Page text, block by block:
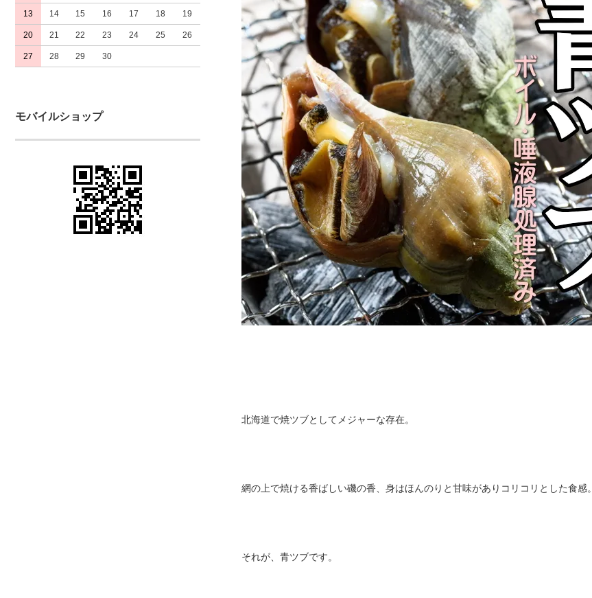
13 14 15 16 17 18 19
20 21 22 23 24 25 26
27 28 29 30
モバイルショップ
北海道で焼ツブとしてメジャーな存在。
網の上で焼ける香ばしい磯の香、身はほんのりと甘味がありコリコリとした食感。
それが、青ツブです。